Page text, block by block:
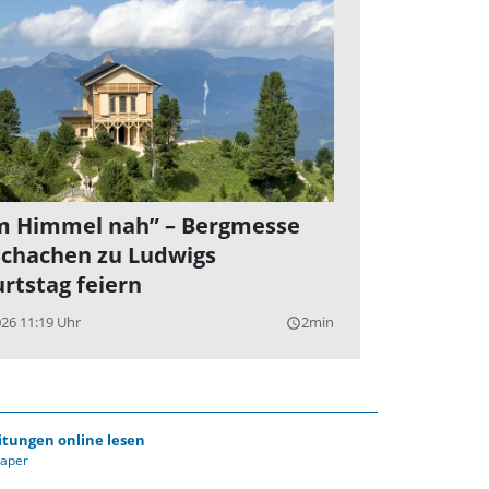
Himmel nah” – Bergmesse
zu Ludwigs
feiern
11:19 Uhr query_builder2min
online lesen